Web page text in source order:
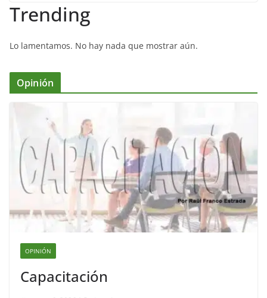
Trending
Lo lamentamos. No hay nada que mostrar aún.
Opinión
OPINIÓN
Capacitación